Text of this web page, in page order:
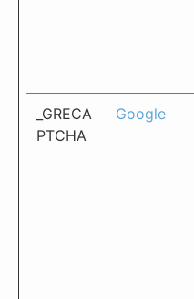
_GRECA
PTCHA
Google